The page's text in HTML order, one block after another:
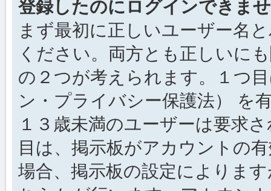
登録したのにログインできま
まず最初に正しいユーザー名
ください。両方とも正しいに
の２つが考えられます。１つ
ン・プライバシー保護法） を
１３歳未満のユーザーは要求
目は、掲示板がアカウントの
場合、掲示板の設定によりま